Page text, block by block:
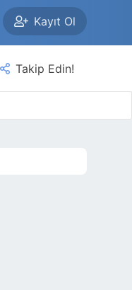
Kayıt Ol
Takip Edin!